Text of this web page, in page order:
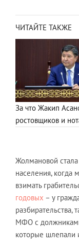
ЧИТАЙТЕ ТАКЖЕ
За что Жакип
ростовщиков и
Жолмановой
населения, когда
взимать
годовых – у
разбирательства,
МФО с
которые шлепали